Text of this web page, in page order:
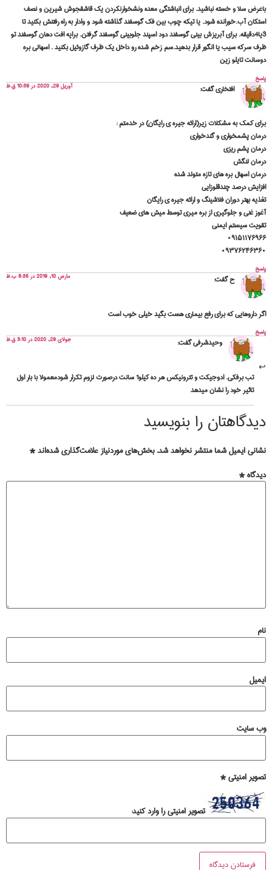
باعرض سلا و خسته نباشید. برای انباشتگی معده ونشخوارنکردن یک قاشقجوش شیرین و نصف
استکان آب.خورانده شود. یا تیکه چوب بین فک گوسفند گذاشته شود و وادار به راه رفتنش بکنید تا
3یا4دقیقه. برای آبریزش بینی گوسفند دود اسپند جلوبینی گوسفند گرفتن. برایه افت دهان گوسفند تو
ظرف سرکه سیب یا انگور قرار بدهید.سم زخم شده رو داخل یک ظرف گازوئیل بکنید . اسهالی بره
دوسانت تایلو زین
پاسخ
افتخاریگفت: آوریل 29, 2020 در 10:39 ق.ظ
برای کمک به مشکلات زیر(ارائه جیره ی رایگان) در خدمتم :
درمان پشمخواری و گندخواری
درمان پشم ریزی
درمان لنگش
درمان اسهال بره های تازه متولد شده
افزایش درصد چندقلوزایی
تغذیه بهتر دوران فلاشینگ و ارائه جیره ی رایگان
آغوز غنی و جلوگیری از بره میری توسط میش های ضعیف
تقویت سیستم ایمنی
۰۹۱۵۱۱۷۶۹۶۶
۰۹۳۷۶۲۴۶۳۶۰
پاسخ
حگفت: مارس 10, 2019 در 8:35 ب.ظ
اگر داروهایی که برای رفع بیماری هست بگید خیلی خوب است
پاسخ
وحیدشرفیگفت: جولای 29, 2020 در 3:10 ق.ظ
تب برفکی. ادوجیکت و تترونیکس هر ده کیلو1 سانت درصورت لزوم تکرار شودمعمولا با بار اول
تاثیر خود را نشان میدهد
دیدگاهتان را بنویسید
نشانی ایمیل شما منتشر نخواهد شد. بخش‌های موردنیاز علامت‌گذاری شده‌اند*
دیدگاه*
نام
ایمیل
وب‌ سایت
تصویر امنیتی*
تصویر امنیتی را وارد کنید: